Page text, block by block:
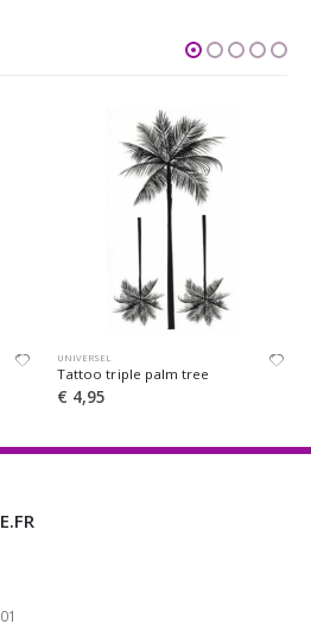
UNIVERSEL
Tattoo triple palm tree
€ 4,95